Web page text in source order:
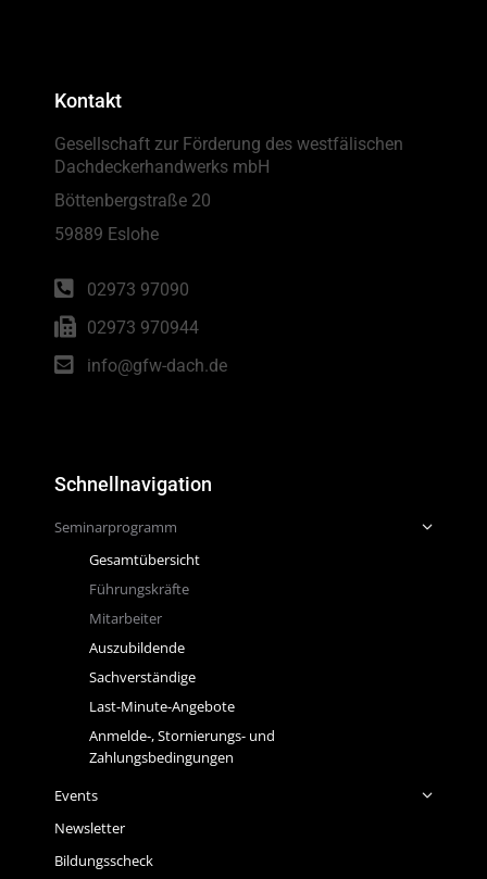
Kontakt
Gesellschaft zur Förderung des westfälischen
Dachdeckerhandwerks mbH
Böttenbergstraße 20
59889 Eslohe
02973 97090
02973 970944
info@gfw-dach.de
Schnellnavigation
Seminarprogramm
Gesamtübersicht
Führungskräfte
Mitarbeiter
Auszubildende
Sachverständige
Last-Minute-Angebote
Anmelde-, Stornierungs- und
Zahlungsbedingungen
Events
Newsletter
Bildungsscheck